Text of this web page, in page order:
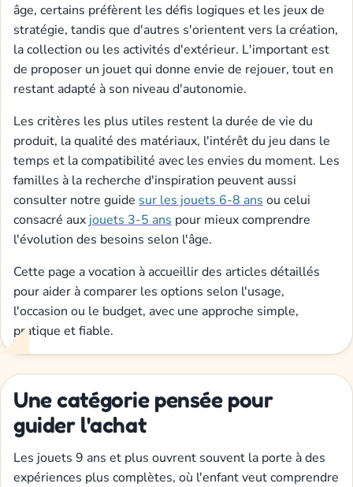
âge, certains préfèrent les défis logiques et les jeux de
stratégie, tandis que d'autres s'orientent vers la création,
la collection ou les activités d'extérieur. L'important est
de proposer un jouet qui donne envie de rejouer, tout en
restant adapté à son niveau d'autonomie.
Les critères les plus utiles restent la durée de vie du
produit, la qualité des matériaux, l'intérêt du jeu dans le
temps et la compatibilité avec les envies du moment. Les
familles à la recherche d'inspiration peuvent aussi
consulter notre guide sur les jouets 6-8 ans ou celui
consacré aux jouets 3-5 ans pour mieux comprendre
l'évolution des besoins selon l'âge.
Cette page a vocation à accueillir des articles détaillés
pour aider à comparer les options selon l'usage,
l'occasion ou le budget, avec une approche simple,
pratique et fiable.
Une catégorie pensée pour
guider l'achat
Les jouets 9 ans et plus ouvrent souvent la porte à des
expériences plus complètes, où l'enfant veut comprendre